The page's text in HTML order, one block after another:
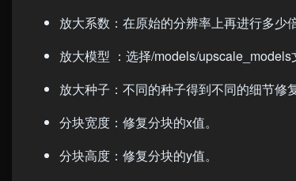
放大系数：在原始的分辨率上再进行多少
放大模型 ：选择/models/
放大种子：不同的种子得到不同的细节修
分块宽度：修复分块的x值。
分块高度：修复分块的y值。